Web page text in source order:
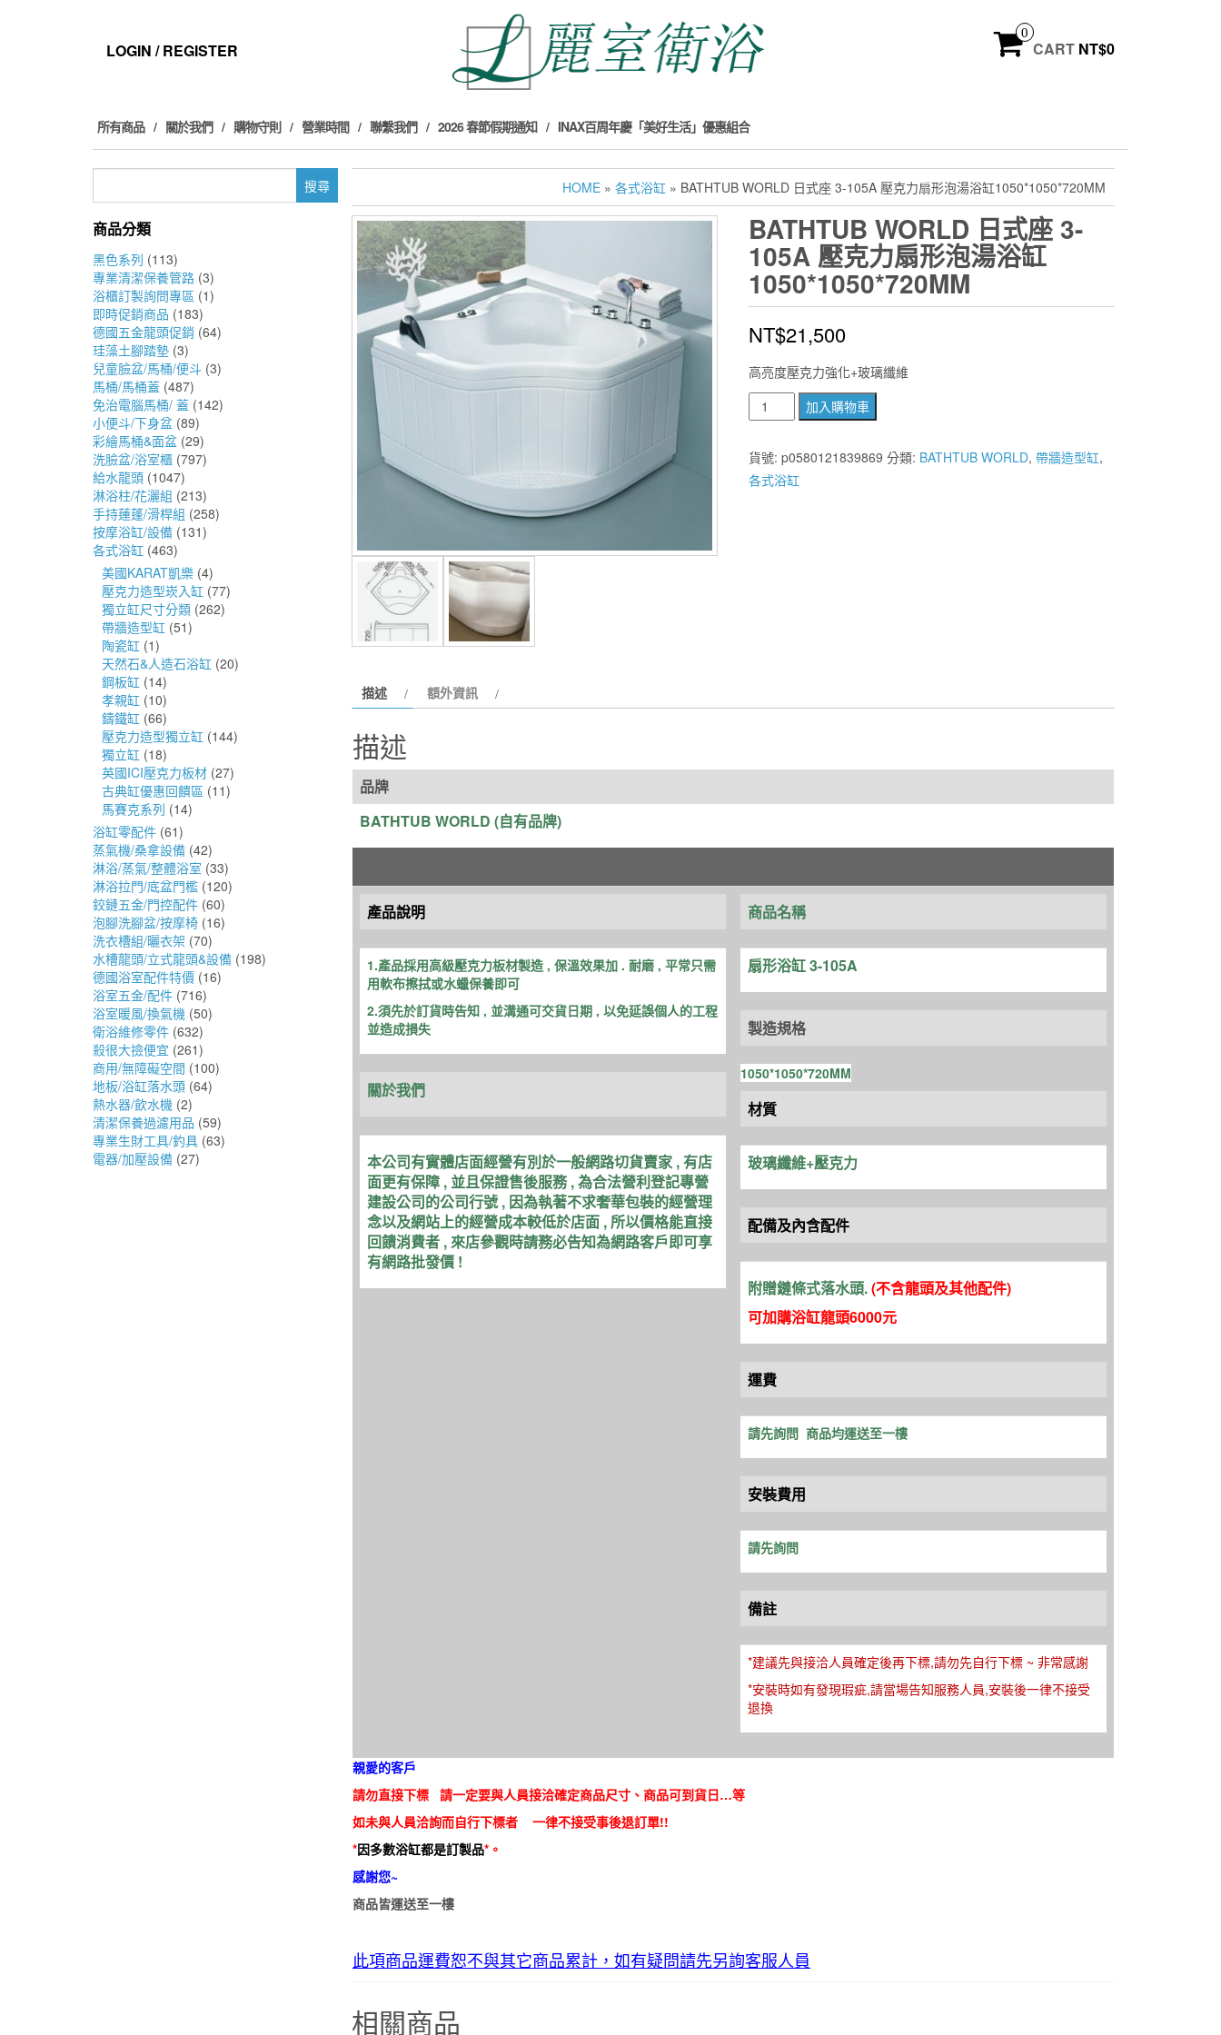
LOGIN / REGISTER
0
CART NT$0
所有商品 關於我們 購物守則 營業時間 聯繫我們 2026 春節假期通知 INAX百周年慶「美好生活」優惠組合
鍵
商品分類
黑色系列 (113)
專業清潔保養管路 (3)
浴櫃訂製詢問專區 (1)
即時促銷商品 (183)
德國五金龍頭促銷 (64)
珪藻土腳踏墊 (3)
兒童臉盆/馬桶/便斗 (3)
馬桶/馬桶蓋 (487)
免治電腦馬桶/ 蓋 (142)
小便斗/下身盆 (89)
彩繪馬桶&面盆 (29)
洗臉盆/浴室櫃 (797)
給水龍頭 (1047)
淋浴柱/花灑組 (213)
手持蓮蓬/滑桿組 (258)
按摩浴缸/設備 (131)
各式浴缸 (463)
美國KARAT凱樂 (4)
壓克力造型崁入缸 (77)
獨立缸尺寸分類 (262)
帶牆造型缸 (51)
陶瓷缸 (1)
天然石&人造石浴缸 (20)
鋼板缸 (14)
孝親缸 (10)
鑄鐵缸 (66)
壓克力造型獨立缸 (144)
獨立缸 (18)
英國ICI壓克力板材 (27)
古典缸優惠回饋區 (11)
馬賽克系列 (14)
浴缸零配件 (61)
蒸氣機/桑拿設備 (42)
淋浴/蒸氣/整體浴室 (33)
淋浴拉門/底盆門檻 (120)
鉸鏈五金/門控配件 (60)
泡腳洗腳盆/按摩椅 (16)
洗衣槽組/曬衣架 (70)
水槽龍頭/立式龍頭&設備 (198)
德國浴室配件特價 (16)
浴室五金/配件 (716)
浴室暖風/換氣機 (50)
衛浴維修零件 (632)
殺很大撿便宜 (261)
商用/無障礙空間 (100)
地板/浴缸落水頭 (64)
熱水器/飲水機 (2)
清潔保養過濾用品 (59)
專業生財工具/釣具 (63)
電器/加壓設備 (27)
HOME » 各式浴缸 » BATHTUB WORLD 日式座 3-105A 壓克力扇形泡湯浴缸1050*1050*720MM
BATHTUB WORLD 日式座 3-
105A 壓克力扇形泡湯浴缸
1050*1050*720MM
NT$21,500
高亮度壓克力強化+玻璃纖維
BATHTUB
WORLD
日
式
座
1050*1050*720mm
加入購物車
貨號: p0580121839869 分類: BATHTUB WORLD, 帶牆造型缸,
各式浴缸
描述 額外資訊
描述
品牌
BATHTUB WORLD (自有品牌)
產品說明
1.產品採用高級壓克力板材製造 , 保溫效果加 . 耐磨 , 平常只需
用軟布擦拭或水蠟保養即可
2.須先於訂貨時告知 , 並溝通可交貨日期 , 以免延誤個人的工程
並造成損失
關於我們
本公司有實體店面經營有別於一般網路切貨賣家 , 有店
面更有保障 , 並且保證售後服務 , 為合法營利登記專營
建設公司的公司行號 , 因為執著不求奢華包裝的經營理
念以及網站上的經營成本較低於店面 , 所以價格能直接
回饋消費者 , 來店參觀時請務必告知為網路客戶即可享
有網路批發價 !
商品名稱
扇形浴缸 3-105A
製造規格
1050*1050*720MM
材質
玻璃纖維+壓克力
配備及內含配件
附贈鏈條式落水頭.(不含龍頭及其他配件)
可加購浴缸龍頭6000元
運費
請先詢問 商品均運送至一樓
安裝費用
請先詢問
備註
*建議先與接洽人員確定後再下標,請勿先自行下標 ~ 非常感謝
*安裝時如有發現瑕疵,請當場告知服務人員,安裝後一律不接受
退換
親愛的客戶
請勿直接下標 請一定要與人員接洽確定商品尺寸、商品可到貨日…等
如未與人員洽詢而自行下標者 一律不接受事後退訂單!!
*因多數浴缸都是訂製品*。
感謝您~
商品皆運送至一樓
此項商品運費恕不與其它商品累計，如有疑問請先另詢客服人員
相關商品